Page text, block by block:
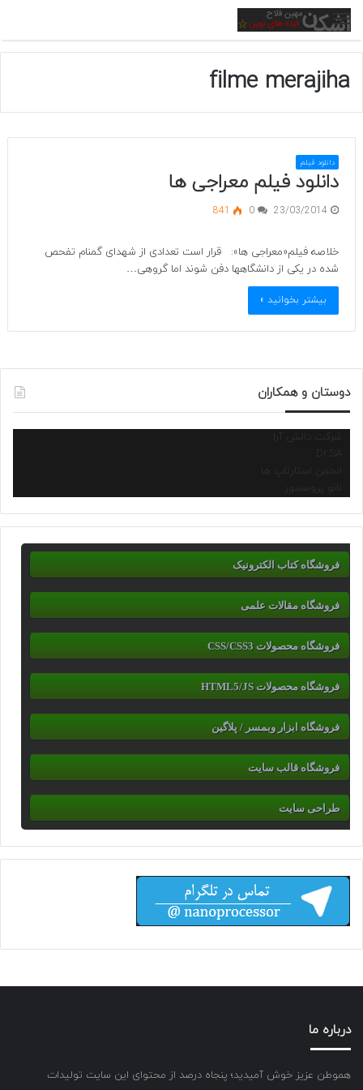
منو
filme merajiha
دانلود فیلم
دانلود فیلم معراجی ها
23/03/2014
0
841
خلاصه فیلم«معراجی ها»: قرار است تعدادی از شهدای گمنام تفحص
شده در یکی از دانشگاهها دفن شوند اما گروهی…
بیشتر بخوانید »
دوستان و همکاران
شرکت دانش آرا
انجمن استارتاپ ها
نانو پروسسور
فروشگاه کتاب الکترونیک
فروشگاه مقالات علمی
فروشگاه محصولات CSS/CSS3
فروشگاه محصولات HTML5/JS
فروشگاه ابزار وبمسر / پلاگین
فروشگاه قالب سایت
طراحی سایت
درباره ما
هموطن عزیز خوش آمیدید؛ پنجاه درصد از محتوای این سایت تولیدات